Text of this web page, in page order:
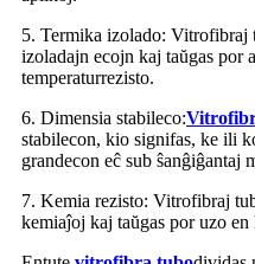
5. Termika izolado: Vitrofibraj
izoladajn ecojn kaj taŭgas por
temperaturrezisto.
6. Dimensia stabileco:
stabilecon, kio signifas, ke ili
grandecon eĉ sub ŝanĝiĝantaj
7. Kemia rezisto: Vitrofibraj
kemiaĵoj kaj taŭgas por uzo